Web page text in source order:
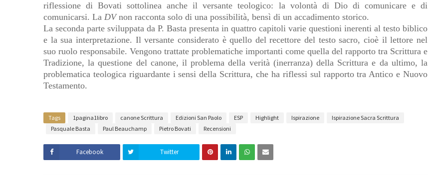
riflessione di Bovati sottolinea anche il versante teologico: la volontà di Dio di comunicare e di
comunicarsi. La DVnon racconta solo di una possibilità, bensì di un accadimento storico.
La seconda parte sviluppata da P. Basta presenta in quattro capitoli varie questioni inerenti al testo biblico
e la sua interpretazione. Il versante considerato è quello del recettore del testo sacro, cioè il lettore nel
suo ruolo responsabile. Vengono trattate problematiche importanti come quella del rapporto tra Scrittura e
Tradizione, la questione del canone, il problema della verità (inerranza) della Scrittura e da ultimo, la
problematica teologica riguardante i sensi della Scrittura, che ha riflessi sul rapporto tra Antico e Nuovo
Testamento.
Tags 1pagina1libro canone Scrittura Edizioni San Paolo ESP Highlight Ispirazione
Ispirazione Sacra Scrittura
Pasquale Basta
Paul Beauchamp Pietro Bovati Recensioni
Facebook Twitter